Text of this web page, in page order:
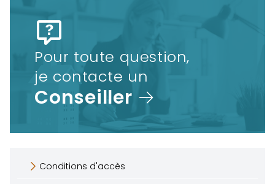
Pour toute question,
je contacte un
Conseiller
Conditions d'accès